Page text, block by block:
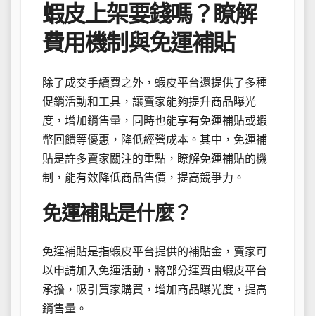
蝦皮上架要錢嗎？瞭解
費用機制與免運補貼
除了成交手續費之外，蝦皮平台還提供了多種
促銷活動和工具，讓賣家能夠提升商品曝光
度，增加銷售量，同時也能享有免運補貼或蝦
幣回饋等優惠，降低經營成本。其中，免運補
貼是許多賣家關注的重點，瞭解免運補貼的機
制，能有效降低商品售價，提高競爭力。
免運補貼是什麼？
免運補貼是指蝦皮平台提供的補貼金，賣家可
以申請加入免運活動，將部分運費由蝦皮平台
承擔，吸引買家購買，增加商品曝光度，提高
銷售量。